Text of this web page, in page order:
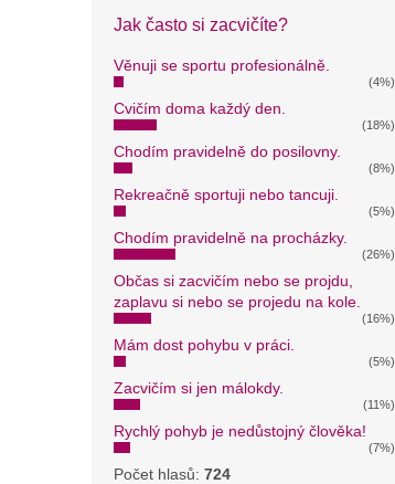
Jak často si zacvičíte?
Věnuji se sportu profesionálně.
(4%)
Cvičím doma každý den.
(18%)
Chodím pravidelně do posilovny.
(8%)
Rekreačně sportuji nebo tancuji.
(5%)
Chodím pravidelně na procházky.
(26%)
Občas si zacvičím nebo se projdu,
zaplavu si nebo se projedu na kole.
(16%)
Mám dost pohybu v práci.
(5%)
Zacvičím si jen málokdy.
(11%)
Rychlý pohyb je nedůstojný člověka!
(7%)
Počet hlasů: 724